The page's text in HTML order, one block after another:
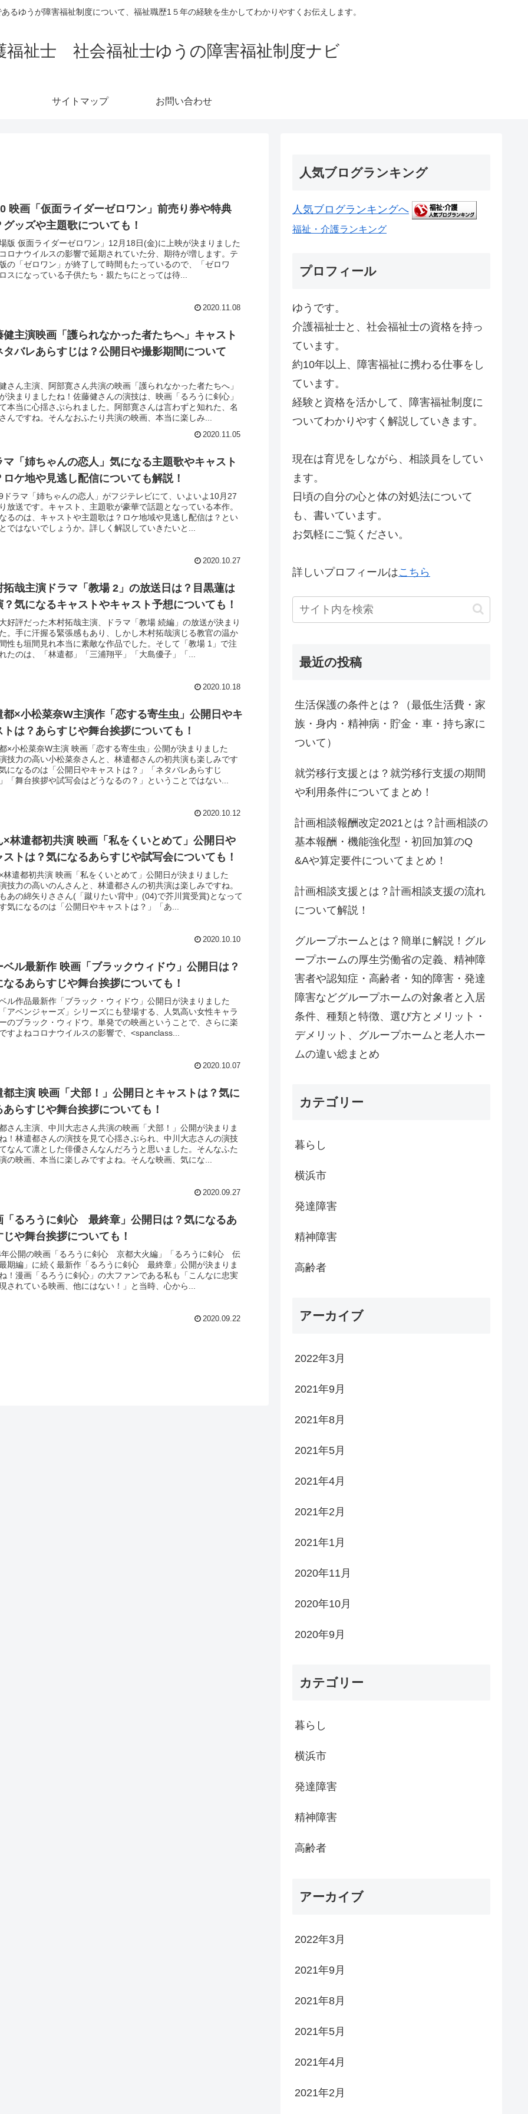
るゆうが障害福祉制度について、福祉職歴1５年の経験を生かしてわかりやすくお伝えします。
祉士 社会福祉士ゆうの障害福祉制度ナビ
サイトマップ お問い合わせ
映画「仮面ライダーゼロワン」前売り券や特典
グッズや主題歌についても！
場版 仮面ライダーゼロワン」12月18日(金)に上映が決まりました
ロナウイルスの影響で延期されていた分、期待が増します。テ
の「ゼロワン」が終了して時間もたっているので、「ゼロワ
スになっている子供たち・親たちにとっては待...
2020.11.08
健主演映画「護られなかった者たちへ」キャスト
タバレあらすじは？公開日や撮影期間について
さん主演、阿部寛さん共演の映画「護られなかった者たちへ」
決まりましたね！佐藤健さんの演技は、映画「るろうに剣心」
本当に心揺さぶられました。阿部寛さんは言わずと知れた、名
んですね。そんなおふたり共演の映画、本当に楽しみ...
2020.11.05
マ「姉ちゃんの恋人」気になる主題歌やキャスト
ロケ地や見逃し配信についても解説！
ドラマ「姉ちゃんの恋人」がフジテレビにて、いよいよ10月27
放送です。キャスト、主題歌が豪華で話題となっている本作。
るのは、キャストや主題歌は？ロケ地域や見逃し配信は？とい
ではないでしょうか。詳しく解説していきたいと...
2020.10.27
拓哉主演ドラマ「教場 2」の放送日は？目黒蓮は
？気になるキャストやキャスト予想についても！
好評だった木村拓哉主演、ドラマ「教場 続編」の放送が決まり
。手に汗握る緊張感もあり、しかし木村拓哉演じる教官の温か
性も垣間見れ本当に素敵な作品でした。そして「教場 1」で注
たのは、「林遣都」「三浦翔平」「大島優子」「...
2020.10.18
都×小松菜奈W主演作「恋する寄生虫」公開日やキ
トは？あらすじや舞台挨拶についても！
×小松菜奈W主演 映画「恋する寄生虫」公開が決まりました
技力の高い小松菜奈さんと、林遣都さんの初共演も楽しみです
になるのは「公開日やキャストは？」「ネタバレあらすじ
「舞台挨拶や試写会はどうなるの？」ということではない...
2020.10.12
×林遣都初共演 映画「私をくいとめて」公開日や
ストは？気になるあらすじや試写会についても！
林遣都初共演 映画「私をくいとめて」公開日が決まりました
技力の高いのんさんと、林遣都さんの初共演は楽しみですね。
あの綿矢りささん(「蹴りたい背中」(04)で芥川賞受賞)となって
気になるのは「公開日やキャストは？」「あ...
2020.10.10
ベル最新作 映画「ブラックウィドウ」公開日は？
なるあらすじや舞台挨拶についても！
ル作品最新作「ブラック・ウィドウ」公開日が決まりました
アベンジャーズ」シリーズにも登場する、人気高い女性キャラ
のブラック・ウィドウ。単発での映画ということで、さらに楽
すよねコロナウイルスの影響で、<spanclass...
2020.10.07
都主演 映画「犬部！」公開日とキャストは？気に
あらすじや舞台挨拶についても！
さん主演、中川大志さん共演の映画「犬部！」公開が決まりま
！林遣都さんの演技を見て心揺さぶられ、中川大志さんの演技
なんて凛とした俳優さんなんだろうと思いました。そんなふた
の映画、本当に楽しみですよね。そんな映画、気にな...
2020.09.27
「るろうに剣心 最終章」公開日は？気になるあ
じや舞台挨拶についても！
年公開の映画「るろうに剣心 京都大火編」「るろうに剣心 伝
期編」に続く最新作「るろうに剣心 最終章」公開が決まりま
！漫画「るろうに剣心」の大ファンである私も「こんなに忠実
されている映画、他にはない！」と当時、心から...
2020.09.22
人気ブログランキング
人気ブログランキングへ
福祉・介護ランキング
プロフィール
ゆうです。
介護福祉士と、社会福祉士の資格を持っ
ています。
約10年以上、障害福祉に携わる仕事をし
ています。
経験と資格を活かして、障害福祉制度に
ついてわかりやすく解説していきます。
現在は育児をしながら、相談員をしてい
ます。
日頃の自分の心と体の対処法について
も、書いています。
お気軽にご覧ください。
詳しいプロフィールはこちら
最近の投稿
生活保護の条件とは？（最低生活費・家
族・身内・精神病・貯金・車・持ち家に
ついて）
就労移行支援とは？就労移行支援の期間
や利用条件についてまとめ！
計画相談報酬改定2021とは？計画相談の
基本報酬・機能強化型・初回加算のQ
&Aや算定要件についてまとめ！
計画相談支援とは？計画相談支援の流れ
について解説！
グループホームとは？簡単に解説！グル
ープホームの厚生労働省の定義、精神障
害者や認知症・高齢者・知的障害・発達
障害などグループホームの対象者と入居
条件、種類と特徴、選び方とメリット・
デメリット、グループホームと老人ホー
ムの違い総まとめ
カテゴリー
暮らし
横浜市
発達障害
精神障害
高齢者
アーカイブ
2022年3月
2021年9月
2021年8月
2021年5月
2021年4月
2021年2月
2021年1月
2020年11月
2020年10月
2020年9月
カテゴリー
暮らし
横浜市
発達障害
精神障害
高齢者
アーカイブ
2022年3月
2021年9月
2021年8月
2021年5月
2021年4月
2021年2月